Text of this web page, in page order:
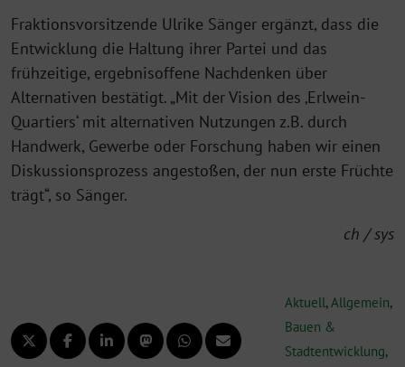
Fraktionsvorsitzende Ulrike Sänger ergänzt, dass die
Entwicklung die Haltung ihrer Partei und das
frühzeitige, ergebnisoffene Nachdenken über
Alternativen bestätigt. „Mit der Vision des ‚Erlwein-
Quartiers‘ mit alternativen Nutzungen z.B. durch
Handwerk, Gewerbe oder Forschung haben wir einen
Diskussionsprozess angestoßen, der nun erste Früchte
trägt“, so Sänger.
ch / sys
Aktuell,Allgemein,
Bauen &
Stadtentwicklung,